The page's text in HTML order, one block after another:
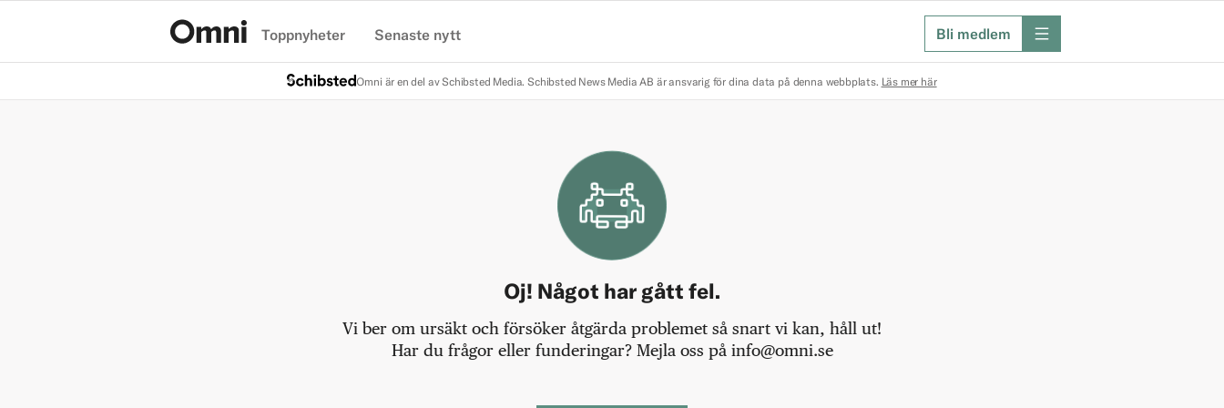
Toppnyheter Senaste nytt Bli medlem meny
Omni är en del av Schibsted Media. Schibsted News Media AB är ansvarig för dina data på denna webbplats. Läs mer här
Oj! Något har gått fel.
Vi ber om ursäkt och försöker åtgärda problemet så snart vi kan, håll ut!
Har du frågor eller funderingar? Mejla oss på info@omni.se